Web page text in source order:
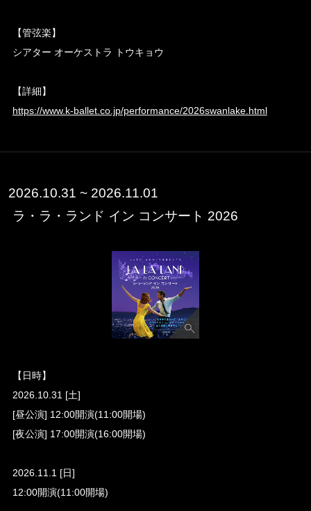
【管弦楽】
シアター オーケストラ トウキョウ
【詳細】
https://www.k-ballet.co.jp/performance/2026swanlake.html
2026.10.31 ~ 2026.11.01
ラ・ラ・ランド イン コンサート 2026
【日時】
2026.10.31 [土]
[昼公演] 12:00開演(11:00開場)
[夜公演] 17:00開演(16:00開場)
2026.11.1 [日]
12:00開演(11:00開場)